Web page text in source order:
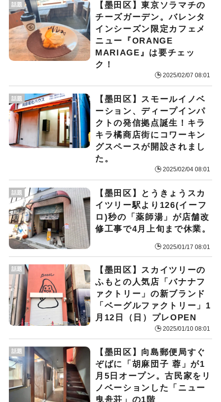
【墨田区】東京ソラマチの
チーズガーデン。バレンタ
インシーズン限定カフェメ
ニュー『ORANGE
MARIAGE』は要チェッ
ク！
2025/02/07 08:01
話題
【墨田区】スモールイノベ
ーション、ディープインパ
クトの発信拠点誕生！キラ
キラ橘商店街にコワーキン
グスペースが開設されまし
た。
2025/02/04 08:01
話題
【墨田区】とうきょうスカ
イツリー駅より126(イーフ
ロ)秒の「薬師湯」が店舗改
修工事で4月上旬まで休業。
2025/01/17 08:01
話題
【墨田区】スカイツリーの
ふもとの人気店「バナナフ
ァクトリー」の新ブランド
「ベーグルファクトリー」1
月12日（日）プレOPEN
2025/01/10 08:01
話題
【墨田区】向島郵便局すぐ
ぞばに「胡麻団子 蓉」が1
月5日オープン。古民家をリ
ノベーションした「ニュー
曳舟荘」の1階
話題